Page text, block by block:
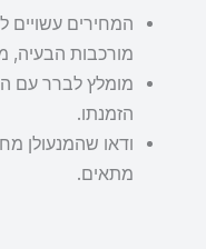
המחירים
מורכבות הבעיה,
מומלץ לברר עם
הזמנתו.
ודאו שהמנעולן
מתאים.